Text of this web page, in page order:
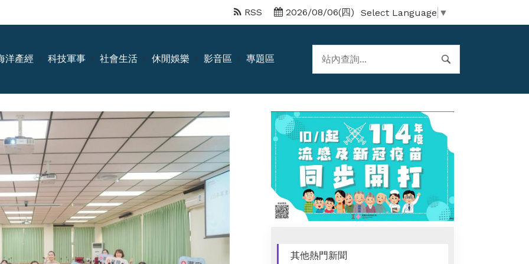
Select Language ▼
2026/08/06(四)
RSS
洋產經 科技軍事 社會生活 休閒娛樂 影音區 專題區
其他熱門新聞